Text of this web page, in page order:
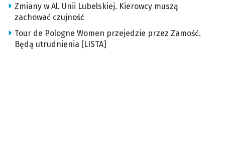
Zmiany w Al. Unii Lubelskiej. Kierowcy muszą
zachować czujność
Tour de Pologne Women przejedzie przez Zamość.
Będą utrudnienia [LISTA]